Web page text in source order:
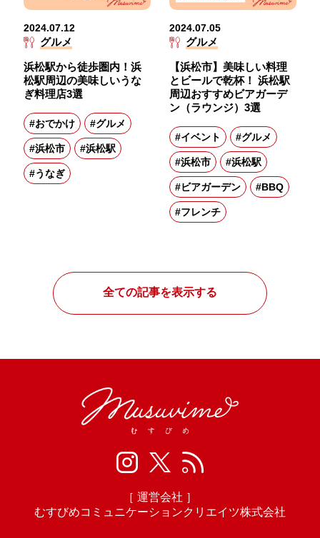
2024.07.12
グルメ
浜松駅から徒歩圏内！浜
松駅周辺の美味しいうな
ぎ料理店3選
#おでかけ #グルメ
#浜松市 #浜松駅
#うなぎ
2024.07.05
グルメ
【浜松市】美味しい料理
とビールで乾杯！ 浜松駅
周辺おすすめビアガーデ
ン（ラウンジ）3選
#イベント #グルメ
#浜松市 #浜松駅
#ビアガーデン #BBQ
#フレンチ
全ての記事を表示する
［ 運営会社 ］
むすびめコミュニケーションクリエイツ株式会社